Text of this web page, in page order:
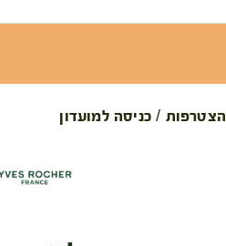
הצטרפות / כניסה למועדון